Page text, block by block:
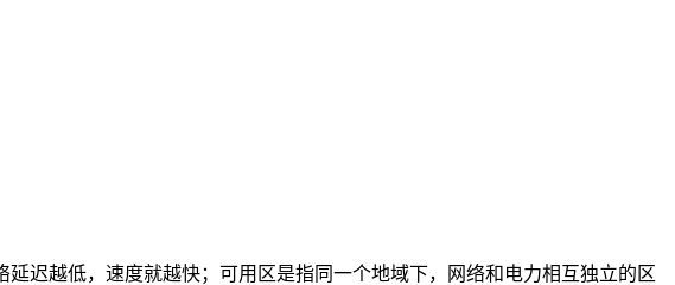
迟越低，速度就越快；可用区是指同一个地域下，网络和电力相互独立的区